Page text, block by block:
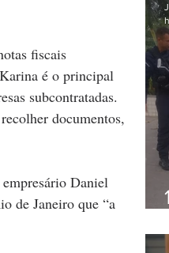
fiscais
é o principal
subcontratadas.
documentos,
Daniel
de Janeiro que “a